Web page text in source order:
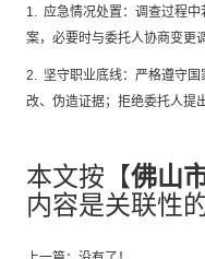
1. 应急情况处置：调查过程
案，必要时与委托人协商变更
2. 坚守职业底线：严格遵守国
改、伪造证据；拒绝委托人提
本文按【佛山
内容是关联性